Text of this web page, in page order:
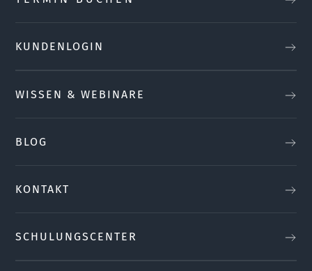
KUNDENLOGIN
WISSEN & WEBINARE
BLOG
KONTAKT
SCHULUNGSCENTER